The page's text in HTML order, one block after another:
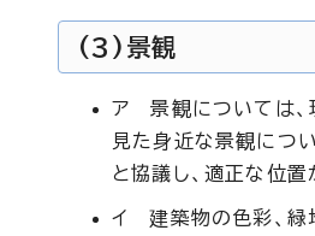
(3)景観
ア 景観については、
見た身近な景観につ
と協議し、適正な位置
イ 建築物の色彩、緑